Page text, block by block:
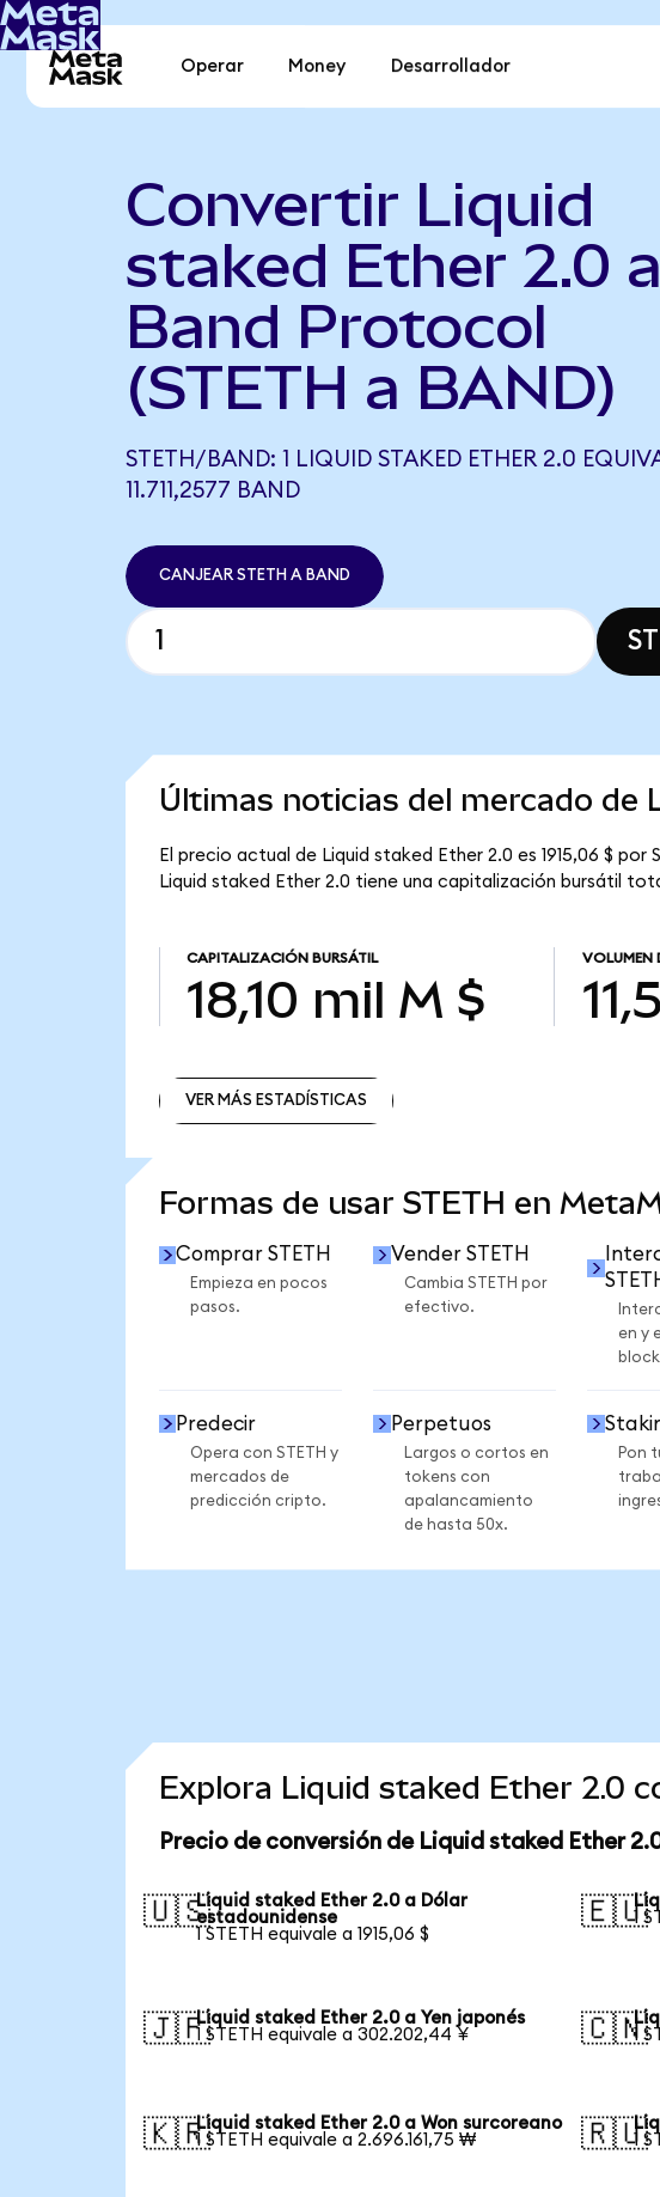
Operar Money Desarrollador
Convertir Liquid
staked Ether 2.0 a
Band Protocol
(STETH a BAND)
STETH/BAND: 1 LIQUID STAKED ETHER 2.0
11.711,2577 BAND
CANJEAR STETH A BAND
Últimas noticias del mercado de
El precio actual de Liquid staked Ether 2.0 es 1915,06 $
Liquid staked Ether 2.0 tiene una capitalización bursátil
CAPITALIZACIÓN BURSÁTIL
18,10 mil M $
VOLUMEN
VER MÁS ESTADÍSTICAS
Formas de usar STETH en
Comprar STETH
Empieza en pocos
pasos.
Vender STETH
Cambia STETH por
efectivo.
en y
Predecir
Opera con STETH y
mercados de
predicción cripto.
Perpetuos
Largos o cortos en
tokens con
apalancamiento
de hasta 50x.
Pon
Explora Liquid staked Ether 2.0
Precio de conversión de Liquid staked Ether
🇺🇸Liquid staked Ether 2.0 a Dólar
estadounidense
1 STETH equivale a 1915,06 $
🇪🇺
1
🇯🇵Liquid staked Ether 2.0 a Yen japonés
1 STETH equivale a 302.202,44 ¥
🇨🇳
1
🇰🇷Liquid staked Ether 2.0 a Won surcoreano
1 STETH equivale a 2.696.161,75 ₩
🇷🇺
1